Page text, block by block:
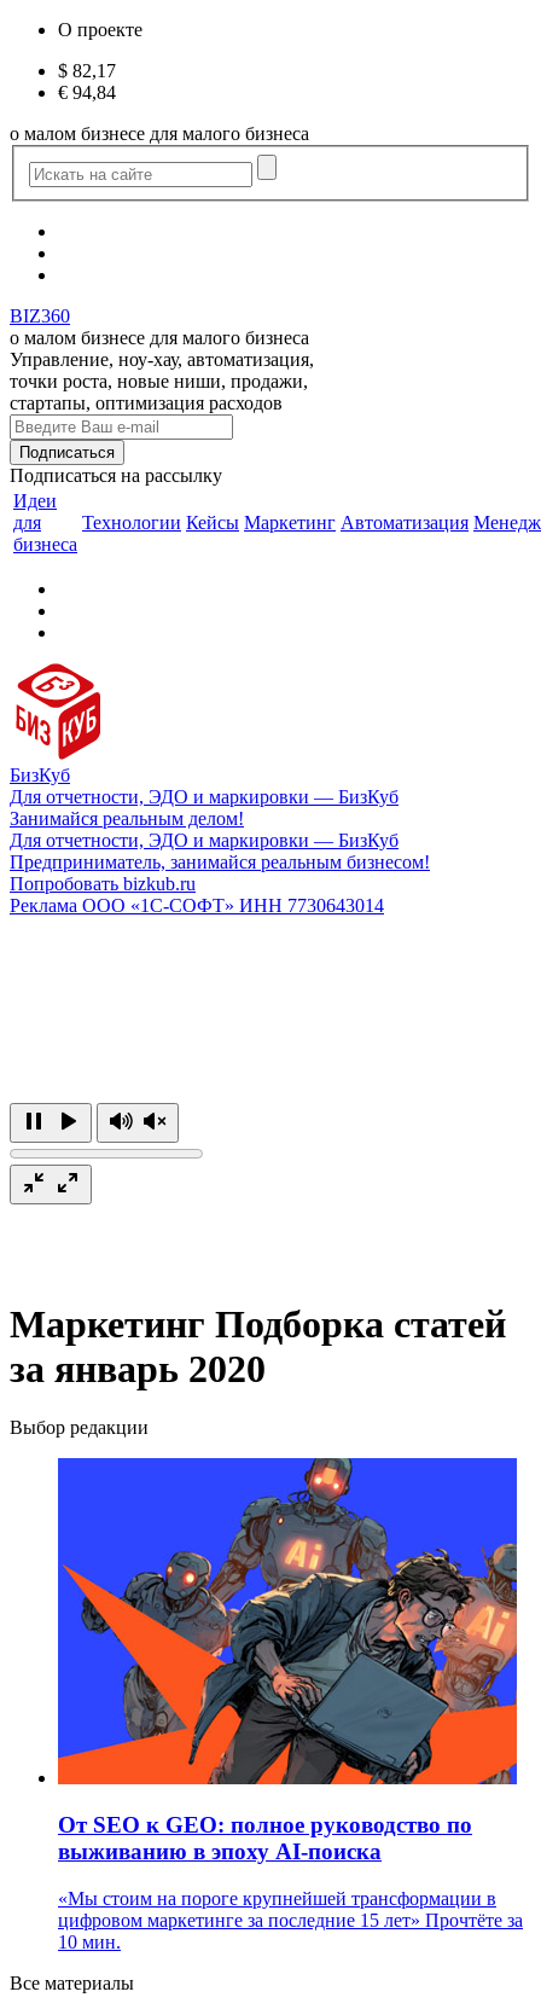
О проекте
$ 82,17
€ 94,84
о малом бизнесе для малого бизнеса
BIZ360
о малом бизнесе для малого бизнеса
Управление, ноу-хау, автоматизация,
точки роста, новые ниши, продажи,
стартапы, оптимизация расходов
Подписаться на рассылку
Идеи
для
бизнеса
Технологии Кейсы Маркетинг Автоматизация
БизКуб
Для отчетности, ЭДО и маркировки — БизКуб
Занимайся реальным делом!
Для отчетности, ЭДО и маркировки — БизКуб
Предприниматель, занимайся реальным бизнесом!
Попробовать bizkub.ru
Реклама ООО «1С-СОФТ» ИНН 7730643014
Маркетинг Подборка статей
за январь 2020
Выбор редакции
От SEO к GEO: полное руководство по
выживанию в эпоху AI-поиска
«Мы стоим на пороге крупнейшей трансформации в
цифровом маркетинге за последние 15 лет» Прочтёте за
10 мин.
Все материалы